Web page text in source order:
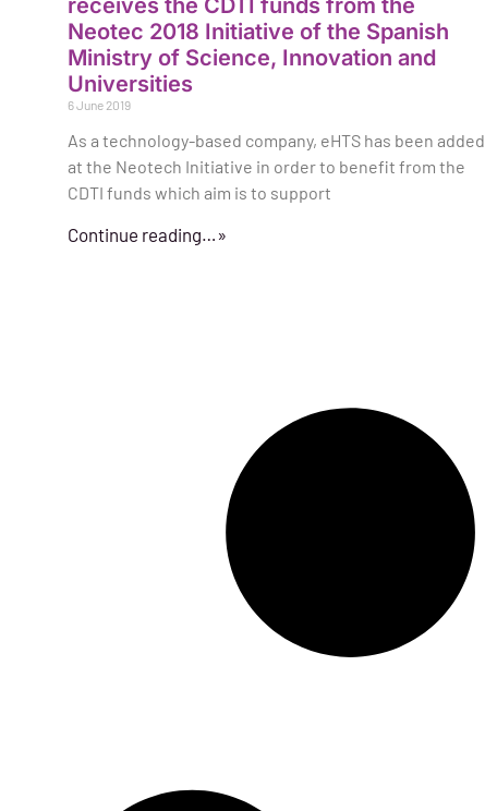
Neotec 2018 Initiative of the Spanish
Ministry of Science, Innovation and
Universities
6 June 2019
As a technology-based company, eHTS has been added
at the Neotech Initiative in order to benefit from the
CDTI funds which aim is to support
Continue reading…»